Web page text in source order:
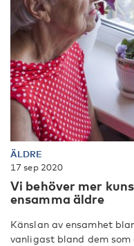
ÄLDRE
17 sep 2020
Vi behöver mer
ensamma äldre
Känslan av ensamhet
vanligast bland dem